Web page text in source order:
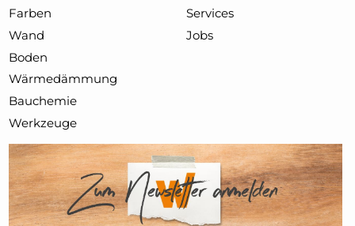
Farben
Wand
Boden
Wärmedämmung
Bauchemie
Werkzeuge
Services
Jobs